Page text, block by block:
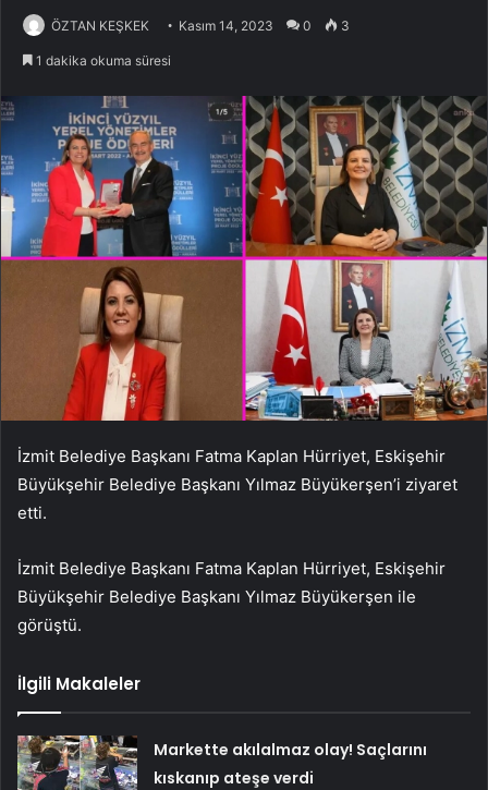
ÖZTAN KEŞKEK Kasım 14, 2023 0 3
1 dakika okuma süresi
İzmit Belediye Başkanı Fatma Kaplan Hürriyet, Eskişehir
Büyükşehir Belediye Başkanı Yılmaz Büyükerşen’i ziyaret
etti.
İzmit Belediye Başkanı Fatma Kaplan Hürriyet, Eskişehir
Büyükşehir Belediye Başkanı Yılmaz Büyükerşen ile
görüştü.
İlgili Makaleler
Markette akılalmaz olay! Saçlarını
kıskanıp ateşe verdi